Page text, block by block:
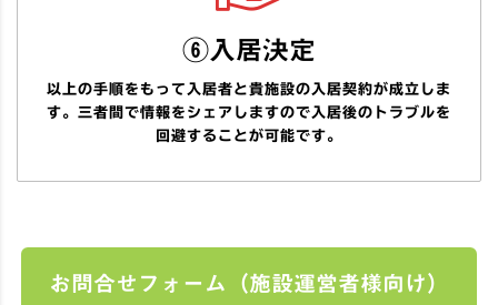
⑥入居決定
以上の手順をもって入居者と貴施設の入居契約が成立しま
す。三者間で情報をシェアしますので入居後のトラブルを
回避することが可能です。
お問合せフォーム（施設運営者様向け）